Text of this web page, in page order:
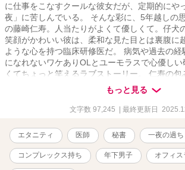
に仕事をこなすクールな彼女だが、定期的にや
夜」に苦しんでいる。 そんな彩に、5年越しの
の藤崎仁寿。人当たりがよくて優しくて。仔犬
笑顔がかわいい彼は、柔和な見た目とは裏腹に
ような心を持つ臨床研修医だ。 病気や過去の
になれないワケありOLとユーモラスで心優し
くてちょっと笑えるラブストーリー。 仁寿の包
が、傷ついた彩の心を癒していく――。 シリア
ないのは、多分、朗らかで元気な藤崎先生のお
***************************** ※他サイトでも同タイ
もっと見る
文字数 97,245 | 最終更新日
エタニティ 医師 秘書 一夜の過ち
コンプレックス持ち 年下男子 オフィス